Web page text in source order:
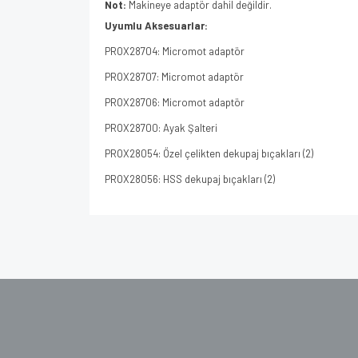
Not: Makineye adaptör dahil değildir.
Uyumlu Aksesuarlar:
PROX28704: Micromot adaptör
PROX28707: Micromot adaptör
PROX28706: Micromot adaptör
PROX28700: Ayak Şalteri
PROX28054: Özel çelikten dekupaj bıçakları (2)
PROX28056: HSS dekupaj bıçakları (2)